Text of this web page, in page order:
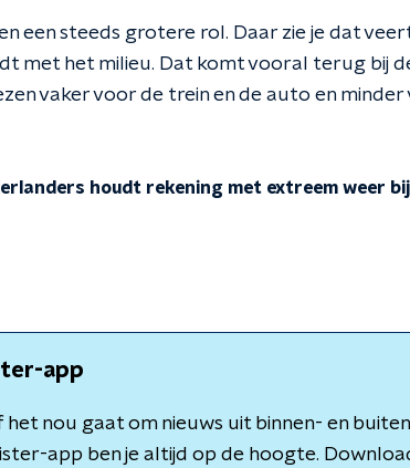
een steeds grotere rol. Daar zie je dat
met het milieu. Dat komt vooral terug bij
vaker voor de trein en de auto en minder
houdt rekening met extreem weer
app
het nou gaat om nieuws uit binnen- en
app ben je altijd op de hoogte.